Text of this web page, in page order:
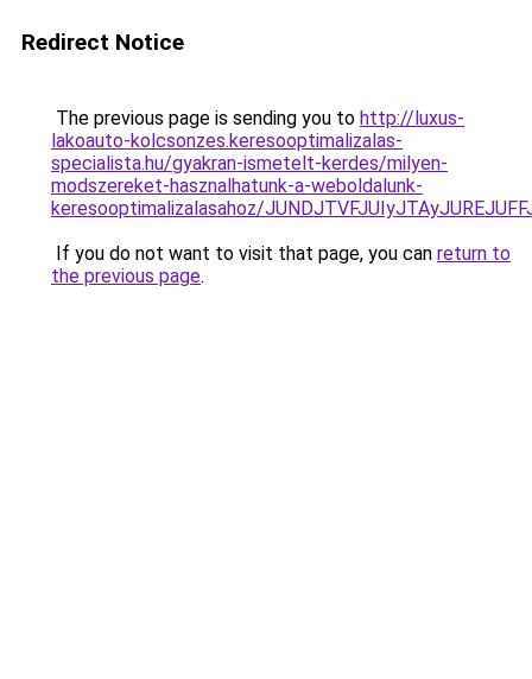
Redirect Notice
The previous page is sending you to http://luxus-
lakoauto-kolcsonzes.keresooptimalizalas-
specialista.hu/gyakran-ismetelt-kerdes/milyen-
modszereket-hasznalhatunk-a-weboldalunk-
keresooptimalizalasahoz/
If you do not want to visit that page, you can return to
the previous page.